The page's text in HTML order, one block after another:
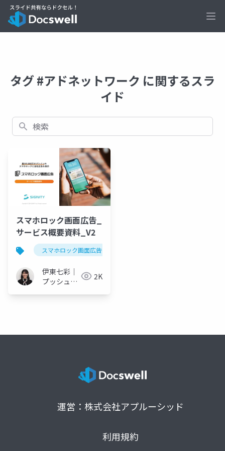
タグ #アドネットワーク に関するスラ
イド
検索
スマホロック画面広告_
サービス概要資料_V2
スマホロック画面広告
伊東七彩｜
プッシュ通
2K
運営：株式会社アプルーシッド
利用規約